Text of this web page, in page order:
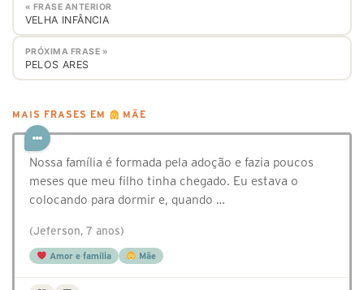
« FRASE ANTERIOR
VELHA INFÂNCIA
PRÓXIMA FRASE »
PELOS ARES
MAIS FRASES EM MÃE
Nossa família é formada pela adoção e fazia poucos
meses que meu filho tinha chegado. Eu estava o
colocando para dormir e, quando …
(Jeferson, 7 anos)
Amor e família Mãe